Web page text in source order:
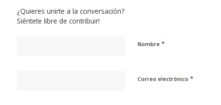
¿Quieres unirte a la conversación?
Siéntete libre de contribuir!
Nombre *
Correo electrónico *